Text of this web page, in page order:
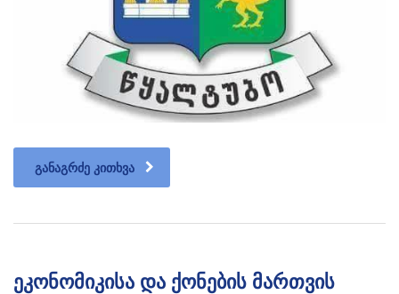
ᲒᲐᲜᲐᲒᲠᲫᲔ ᲙᲘᲗᲮᲕᲐ
ეკონომიკისა და ქონების მართვის